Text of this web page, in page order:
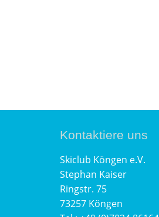
Kontaktiere uns
Skiclub Köngen e.V.
Stephan Kaiser
Ringstr. 75
73257 Köngen